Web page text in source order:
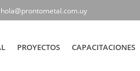
hola@prontometal.com.uy
PROYECTOS CAPACITACIONES